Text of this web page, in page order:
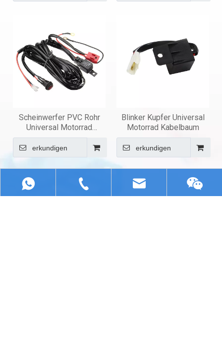
Scheinwerfer PVC Rohr
Universal Motorrad
Kabelbaum
erkundigen
Blinker Kupfer Universal
Motorrad Kabelbaum
erkundigen